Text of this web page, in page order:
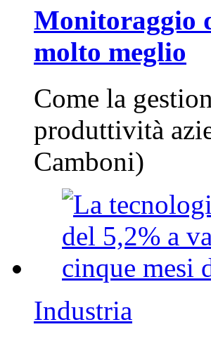
Monitoraggio
molto meglio
Come la
produttività
Camboni)
Industria